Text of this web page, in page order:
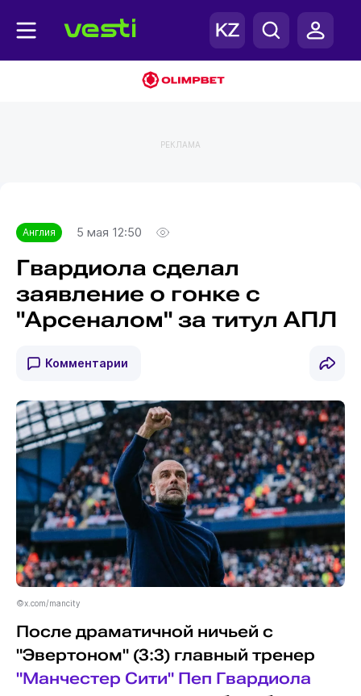
РЕКЛАМА
Англия 5 мая 12:50
Гвардиола сделал
заявление о гонке с
"Арсеналом" за титул АПЛ
Комментарии
©x.com/mancity
После драматичной ничьей с
"Эвертоном" (3:3) главный тренер
"Манчестер Сити" Пеп Гвардиола